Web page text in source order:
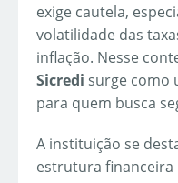
exige cautela,
volatilidade das
inflação. Nesse
Sicredi surge como
para quem busca
A instituição se
estrutura